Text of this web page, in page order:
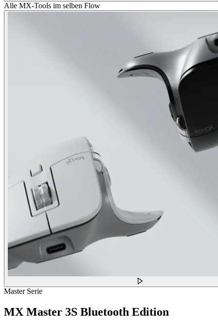
Alle MX-Tools im selben Flow
Master Serie
MX Master 3S Bluetooth Edition